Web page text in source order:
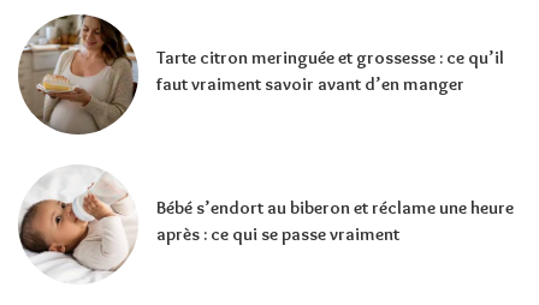
Tarte citron meringuée et grossesse : ce qu’il
faut vraiment savoir avant d’en manger
Bébé s’endort au biberon et réclame une heure
après : ce qui se passe vraiment